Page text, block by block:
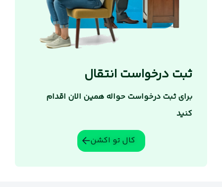
ثبت درخواست انتقال
برای ثبت درخواست حواله همین الان اقدام
کنید
کال تو اکشن